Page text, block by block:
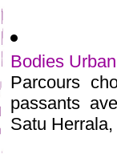
Bodies
Parcours
passants
Satu